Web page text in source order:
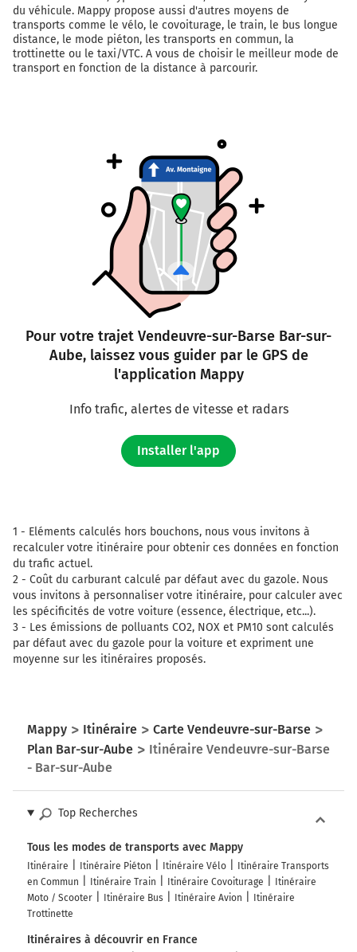
du véhicule. Mappy propose aussi d'autres moyens de
transports comme le vélo, le covoiturage, le train, le bus longue
distance, le mode piéton, les transports en commun, la
trottinette ou le taxi/VTC. A vous de choisir le meilleur mode de
transport en fonction de la distance à parcourir.
Pour votre trajet Vendeuvre-sur-Barse Bar-sur-
Aube, laissez vous guider par le GPS de
l'application Mappy
Info trafic, alertes de vitesse et radars
Installer l'app
1 - Eléments calculés hors bouchons, nous vous invitons à
recalculer votre itinéraire pour obtenir ces données en fonction
du trafic actuel.
2 - Coût du carburant calculé par défaut avec du gazole. Nous
vous invitons à personnaliser votre itinéraire, pour calculer avec
les spécificités de votre voiture (essence, électrique, etc...).
3 - Les émissions de polluants CO2, NOX et PM10 sont calculés
par défaut avec du gazole pour la voiture et expriment une
moyenne sur les itinéraires proposés.
Mappy Itinéraire
Carte Vendeuvre-sur-Barse
Plan Bar-sur-Aube
Itinéraire Vendeuvre-sur-Barse
- Bar-sur-Aube
Top Recherches
Tous les modes de transports avec Mappy
Itinéraire Itinéraire Piéton Itinéraire Vélo
Itinéraire Transports
en Commun
Itinéraire Train Itinéraire Covoiturage
Itinéraire
Moto / Scooter
Itinéraire Bus Itinéraire Avion
Itinéraire
Trottinette
Itinéraires à découvrir en France